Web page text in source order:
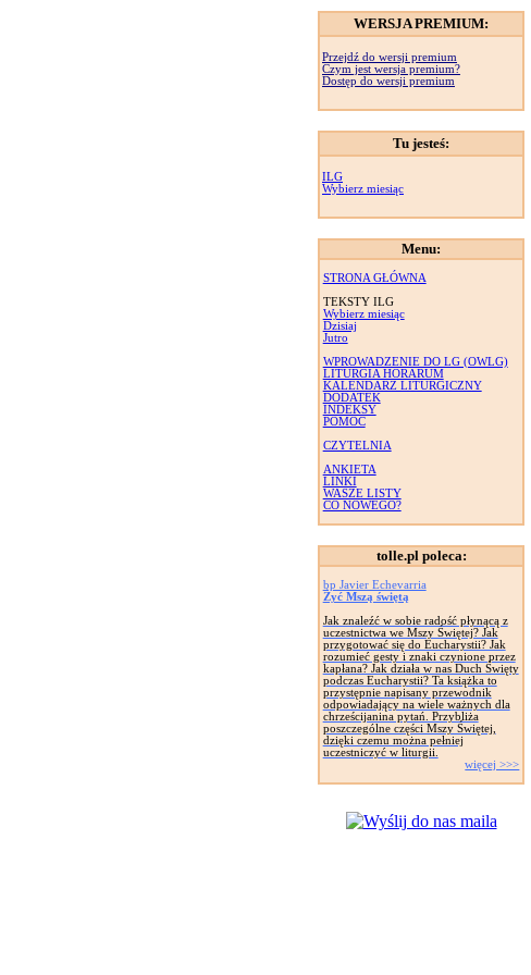
WERSJA PREMIUM:
Przejdź do wersji premium
Czym jest wersja premium?
Dostęp do wersji premium
Tu jesteś:
ILG
Wybierz miesiąc
Menu:
STRONA GŁÓWNA
TEKSTY ILG
Wybierz miesiąc
Dzisiaj
Jutro
WPROWADZENIE DO LG (OWLG)
LITURGIA HORARUM
KALENDARZ LITURGICZNY
DODATEK
INDEKSY
POMOC
CZYTELNIA
ANKIETA
LINKI
WASZE LISTY
CO NOWEGO?
tolle.pl poleca:
bp Javier Echevarria
Żyć Mszą świętą
Jak znaleźć w sobie radość płynącą z
uczestnictwa we Mszy Świętej? Jak
przygotować się do Eucharystii? Jak
rozumieć gesty i znaki czynione przez
kapłana? Jak działa w nas Duch Święty
podczas Eucharystii? Ta książka to
przystępnie napisany przewodnik
odpowiadający na wiele ważnych dla
chrześcijanina pytań. Przybliża
poszczególne części Mszy Świętej,
dzięki czemu można pełniej
uczestniczyć w liturgii.
więcej >>>